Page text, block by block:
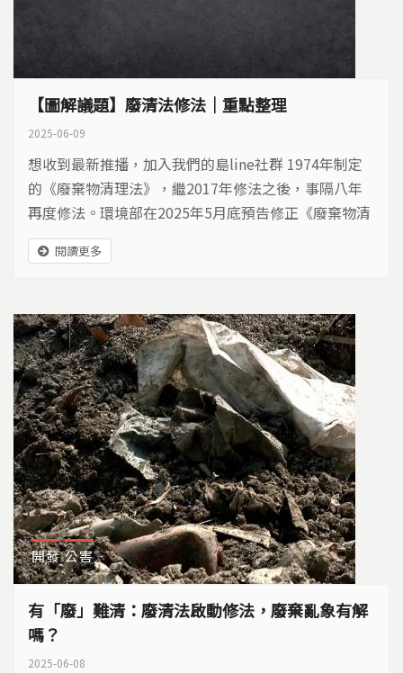
【圖解議題】廢清法修法｜重點整理
2025-06-09
想收到最新推播，加入我們的島line社群 1974年制定
的《廢棄物清理法》，繼2017年修法之後，事隔八年
再度修法。環境部在2025年5月底預告修正《廢棄物清
理法》 部分條文草案，對不法業者加重刑度，以及整
合再利用管理的事權及管理規範，目前正在預告期間60
院審查通過後，再送立法院審查。我們的島整理這次
《廢清法》的修法重點如下： ​廢清法第46條：...
閱讀更多
開發 公害
有「廢」難清：廢清法啟動修法，廢棄亂象有解
嗎？
2025-06-08